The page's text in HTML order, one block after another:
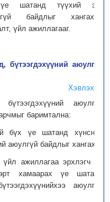
шатанд түүхий эд,
байдлыг хангахад
үйл ажиллагааг.
бүтээгдэхүүний аюулгүй
Хэвлэх
аюулгүй
баримтална:
бүх үе шатанд хүнсний
аюулгүй байдлыг хангах;
ажиллагаа эрхлэгч нь
хамаарах үе шатанд
аюулгүй